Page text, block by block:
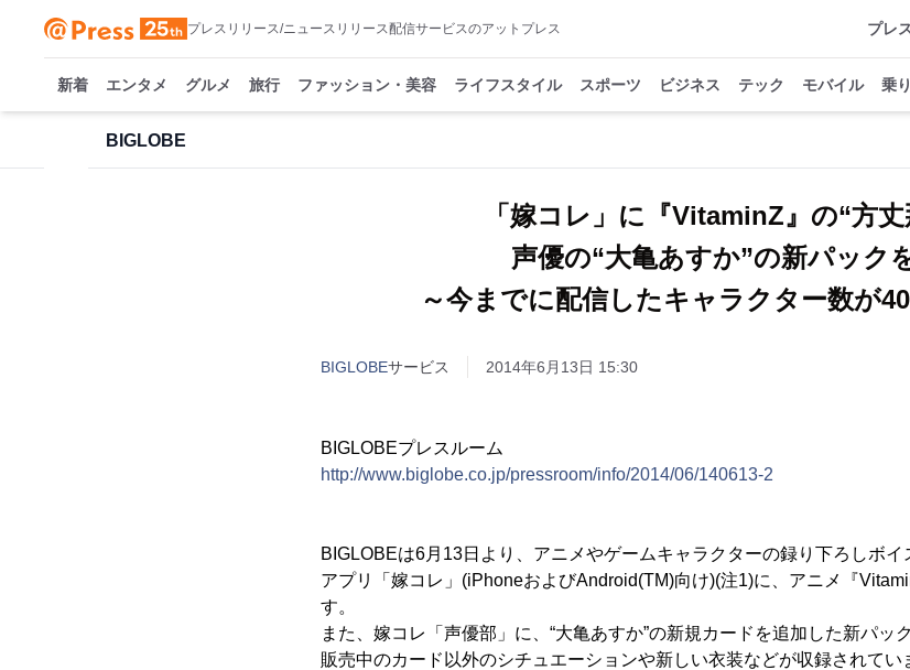
プレスリリース/ニュースリリース配信サービスのアットプレス プレ
新着 エンタメ グルメ 旅行 ファッション・美容 ライフスタイル スポーツ ビジネス テック モバイル 乗
BIGLOBE
「嫁コレ」に『VitaminZ』の“方丈
声優の“大亀あすか”の新パック
～今までに配信したキャラクター数が
BIGLOBEサービス 2014年6月13日 15:30
BIGLOBEプレスルーム
http://www.biglobe.co.jp/pressroom/info/2014/06/140613-2
BIGLOBEは6月13日より、アニメやゲームキャラクターの録り下ろしボ
アプリ「嫁コレ」(iPhoneおよびAndroid(TM)向け)(注1)に、アニメ『
す。
また、嫁コレ「声優部」に、“大亀あすか”の新規カードを追加した新パッ
販売中のカード以外のシチュエーションや新しい衣装などが収録されてい